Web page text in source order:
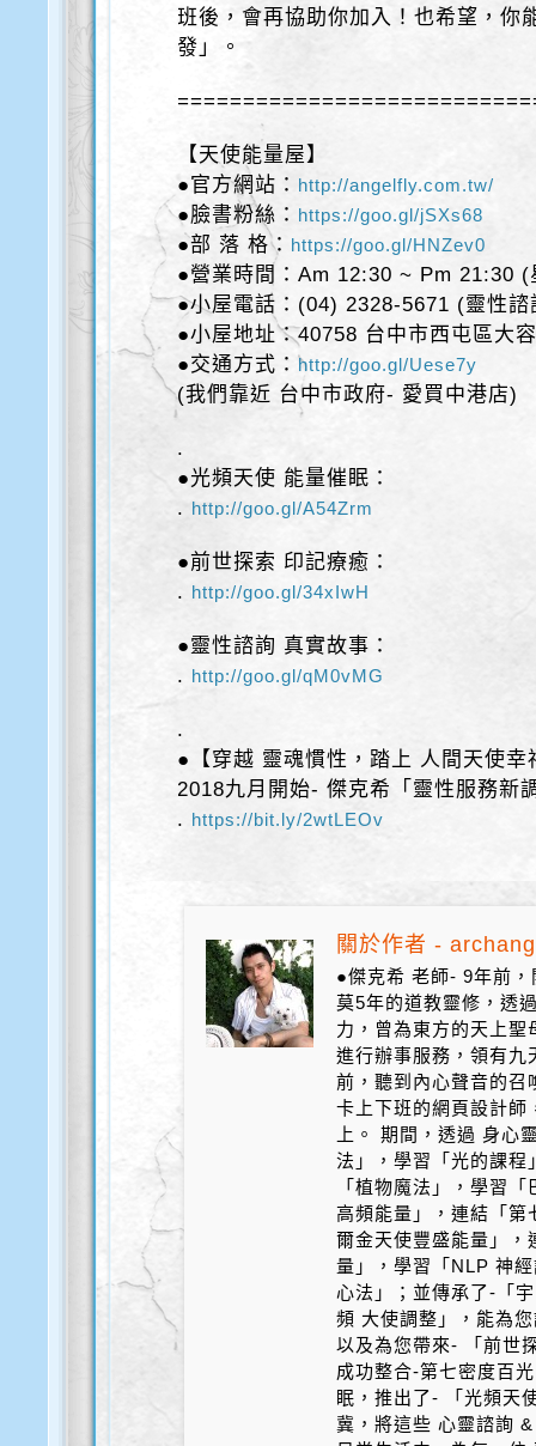
班後，會再協助你加入！也希望，你
發」。
【天使能量屋】
●官方網站： http://angelfly.com.tw/
●臉書粉絲： https://goo.gl/jSXs68
●部 落 格： https://goo.gl/HNZev0
●營業時間：Am 12:30 ~ Pm 21:30 (
●小屋電話：(04) 2328-5671 (靈性
●小屋地址：40758 台中市西屯區大
●交通方式：http://goo.gl/Uese7y
(我們靠近 台中市政府- 愛買中港店)
.
●光頻天使 能量催眠：
. http://goo.gl/A54Zrm
●前世探索 印記療癒：
. http://goo.gl/34xIwH
●靈性諮詢 真實故事：
. http://goo.gl/qM0vMG
.
●【穿越 靈魂慣性，踏上 人間天使幸
2018九月開始- 傑克希「靈性服務新
. https://bit.ly/2wtLEOv
關於作者 -
●傑克希 老師- 9年前
莫5年的道教靈修，透
力，曾為東方的天上
進行辦事服務，領有
前，聽到內心聲音的召
卡上下班的網頁設計師
上。 期間，透過 身心
法」，學習「光的課程
「植物魔法」，學習
高頻能量」，連結「第
爾金天使豐盛能量」，
量」，學習「NLP 神
心法」；並傳承了-「
頻 大使調整」，能為
以及為您帶來- 「前世
成功整合-第七密度百
眠，推出了- 「光頻天
冀，將這些 心靈諮詢